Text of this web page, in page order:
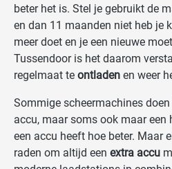
beter het is. Stel je gebruikt de
en dan 11 maanden niet heb je
meer doet en je een nieuwe
Tussendoor is het daarom
regelmaat te ontladen en weer
Sommige scheermachines
accu, maar soms ook maar een
een accu heeft hoe beter. Maar
raden om altijd een extra accu